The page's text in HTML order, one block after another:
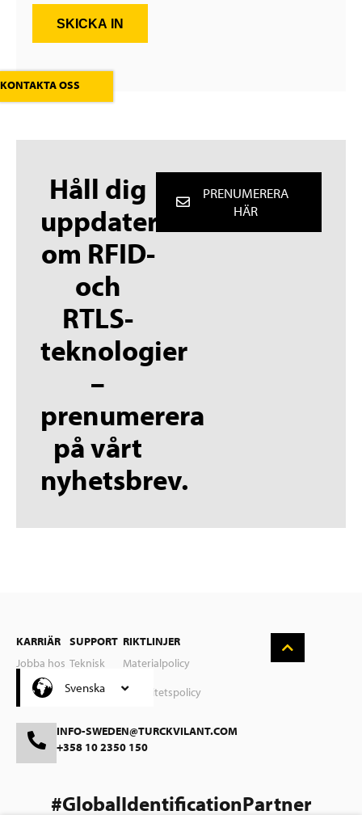
KONTAKTA OSS
SKICKA IN
Håll dig
uppdaterad
om RFID-
och
RTLS-
teknologier
–
prenumerera
på vårt
nyhetsbrev.
PRENUMERERA
HÄR
KARRIÄR
Jobba hos
SUPPORT
Teknisk
RIKTLINJER
Materialpolicy
Integritetspolicy
Svenska
Čeština
INFO-SWEDEN@TURCKVILANT.COM
+358 10 2350 150
#GlobalIdentificationPartner